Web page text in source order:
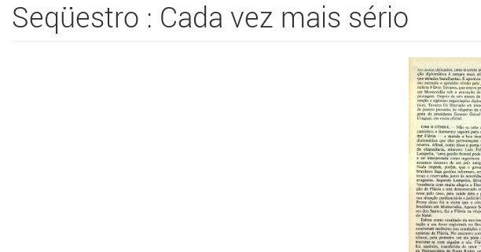
Seqüestro : Cada vez mais sério